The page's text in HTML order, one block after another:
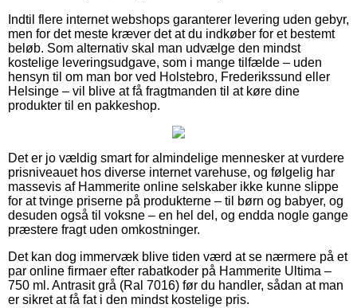
Indtil flere internet webshops garanterer levering uden gebyr,
men for det meste kræver det at du indkøber for et bestemt
beløb. Som alternativ skal man udvælge den mindst
kostelige leveringsudgave, som i mange tilfælde – uden
hensyn til om man bor ved Holstebro, Frederikssund eller
Helsinge – vil blive at få fragtmanden til at køre dine
produkter til en pakkeshop.
Det er jo vældig smart for almindelige mennesker at vurdere
prisniveauet hos diverse internet varehuse, og følgelig har
massevis af Hammerite online selskaber ikke kunne slippe
for at tvinge priserne på produkterne – til børn og babyer, og
desuden også til voksne – en hel del, og endda nogle gange
præstere fragt uden omkostninger.
Det kan dog immervæk blive tiden værd at se nærmere på et
par online firmaer efter rabatkoder på Hammerite Ultima –
750 ml. Antrasit grå (Ral 7016) før du handler, sådan at man
er sikret at få fat i den mindst kostelige pris.